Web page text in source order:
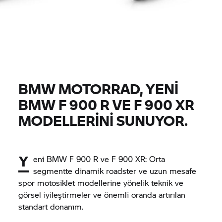
BMW MOTORRAD,YENİ
BMWF 900 RVEF 900 XR
MODELLERİNİ SUNUYOR.
Y eni BMW F 900 R ve F 900 XR: Orta
segmentte dinamik roadster ve uzun mesafe
spor motosiklet modellerine yönelik teknik ve
görsel iyileştirmeler ve önemli oranda artırılan
standart donanım.